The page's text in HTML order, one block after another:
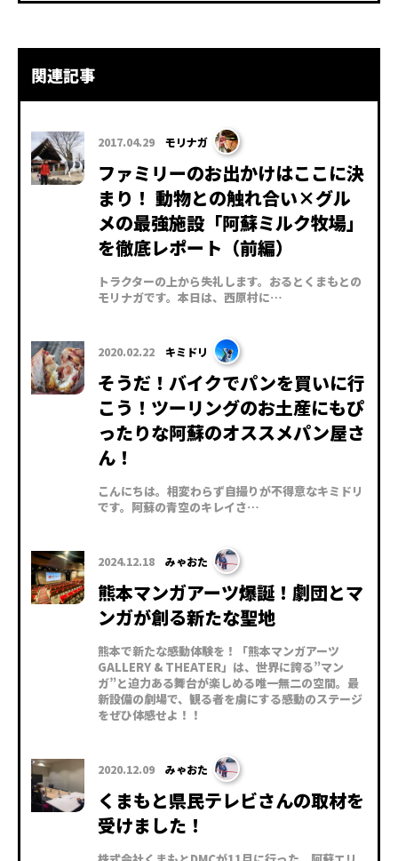
関連記事
2017.04.29 モリナガ
ファミリーのお出かけはここに決
まり！ 動物との触れ合い×グル
メの最強施設「阿蘇ミルク牧場」
を徹底レポート（前編）
トラクターの上から失礼します。おるとくまもとの
モリナガです。本日は、西原村に…
2020.02.22 キミドリ
そうだ！バイクでパンを買いに行
こう！ツーリングのお土産にもぴ
ったりな阿蘇のオススメパン屋さ
ん！
こんにちは。相変わらず自撮りが不得意なキミドリ
です。阿蘇の青空のキレイさ…
2024.12.18 みゃおた
熊本マンガアーツ爆誕！劇団とマ
ンガが創る新たな聖地
熊本で新たな感動体験を！「熊本マンガアーツ
GALLERY & THEATER」は、世界に誇る”マン
ガ”と迫力ある舞台が楽しめる唯一無二の空間。最
新設備の劇場で、観る者を虜にする感動のステージ
をぜひ体感せよ！！
2020.12.09 みゃおた
くまもと県民テレビさんの取材を
受けました！